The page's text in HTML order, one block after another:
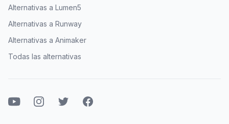
Alternativas a Lumen5
Alternativas a Runway
Alternativas a Animaker
Todas las alternativas
YouTubeInstagramTwitterFacebook